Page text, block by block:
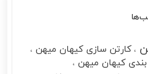
کارتن سازی کیهان میهن
کیهان میهن